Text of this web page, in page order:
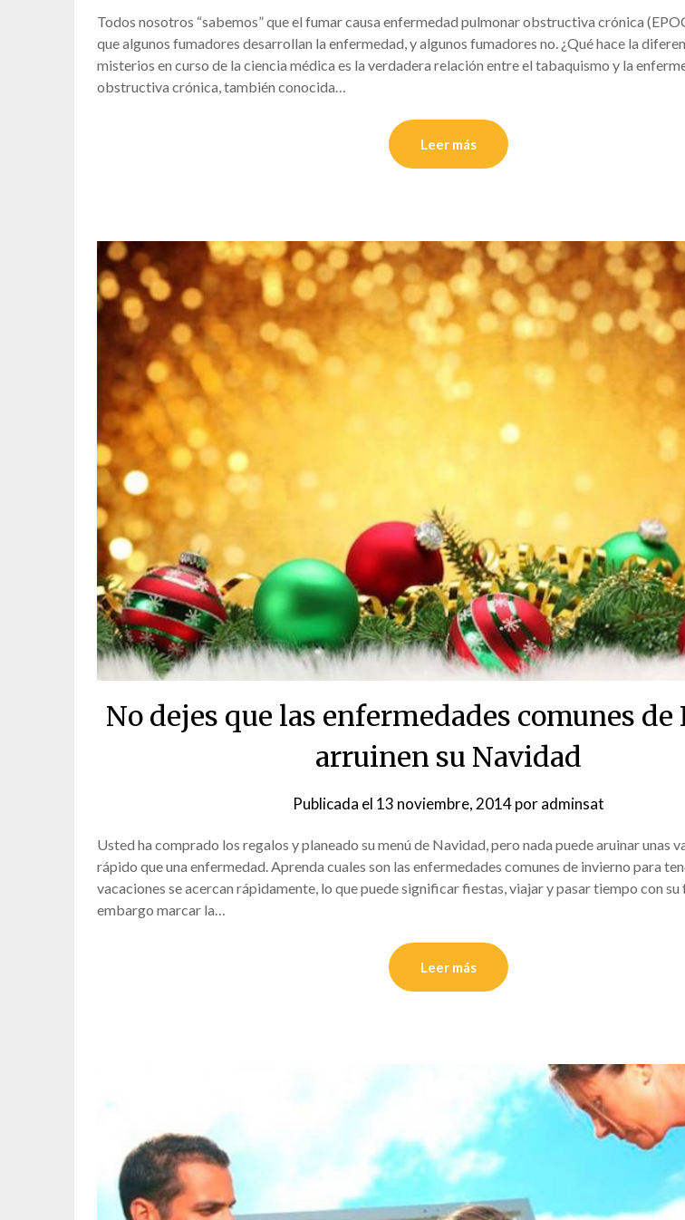
Todos nosotros “sabemos” que el fumar causa enfermedad pulmonar obstructiva crónica
que algunos fumadores desarrollan la enfermedad, y algunos fumadores no. ¿Qué hace la
misterios en curso de la ciencia médica es la verdadera relación entre el tabaquismo y la
obstructiva crónica, también conocida…
Leer más
No dejes que las enfermedades comunes
arruinen su Navidad
Publicada el 13 noviembre, 2014poradminsat
Usted ha comprado los regalos y planeado su menú de Navidad, pero nada puede aruinar unas
rápido que una enfermedad. Aprenda cuales son las enfermedades comunes de invierno para
vacaciones se acercan rápidamente, lo que puede significar fiestas, viajar y pasar tiempo con su
embargo marcar la…
Leer más